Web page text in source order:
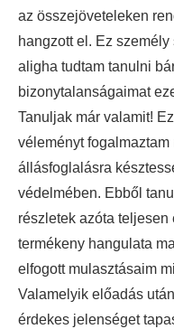
az összejöveteleken
hangzott el. Ez
aligha tudtam tanulni
bizonytalanságaimat
Tanuljak már valamit!
véleményt
állásfoglalásra
védelmében. Ebből
részletek azóta
termékeny hangulata
elfogott mulasztásaim
Valamelyik előadás
érdekes jelenséget